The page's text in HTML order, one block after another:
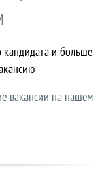
кандидата и больше
вакансии на нашем